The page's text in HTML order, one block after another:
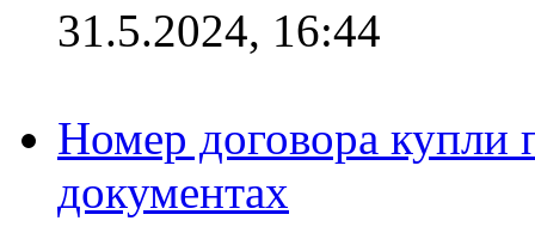
31.5.2024, 16:44
Номер договора купли
документах